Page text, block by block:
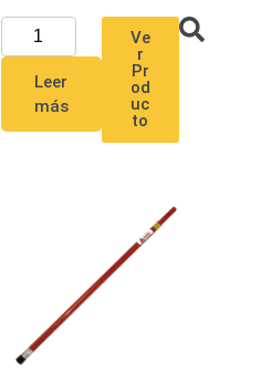
Wisenet
Leer
más
Ve
r
Pr
od
uc
to